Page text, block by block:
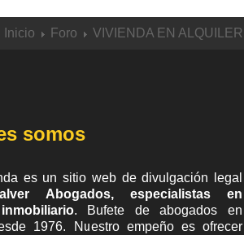
Inicio Foro VIVIENDA EN ALQUILER
somos
es un sitio web de divulgación legal
Abogados, especialistas en
. Bufete deabogados en
1976. Nuestro empeño es ofrecer